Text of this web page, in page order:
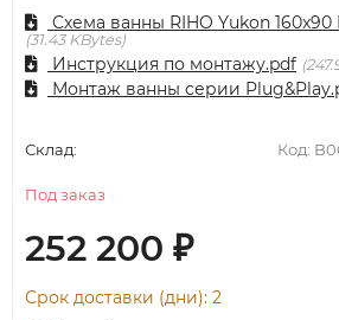
Схема ванны RIHO Yukon 160x90
31.43 KBytes
Инструкция по монтажу.pdf
Монтаж ванны серии
Код:
Склад:
Под заказ
252 200 ₽
Срок доставки (дни): 2